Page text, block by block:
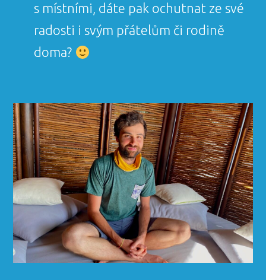
s místními, dáte pak ochutnat ze své
radosti i svým přátelům či rodině
doma?